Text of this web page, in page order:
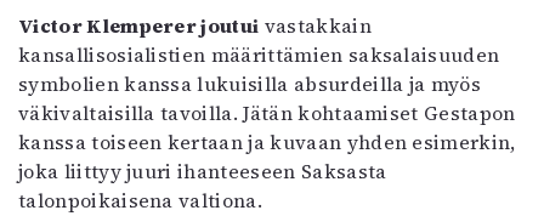
Victor Klemperer joutui vastakkain
kansallisosialistien määrittämien saksalaisuuden
symbolien kanssa lukuisilla absurdeilla ja myös
väkivaltaisilla tavoilla. Jätän kohtaamiset Gestapon
kanssa toiseen kertaan ja kuvaan yhden esimerkin,
joka liittyy juuri ihanteeseen Saksasta
talonpoikaisena valtiona.